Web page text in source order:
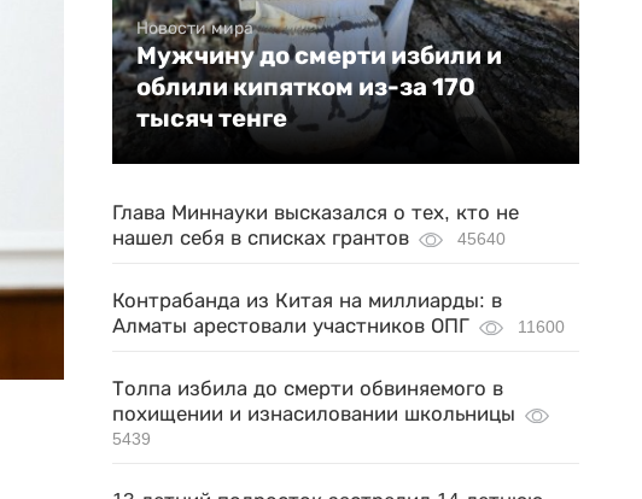
Новости мира
Мужчину до смерти избили и
облили кипятком из-за 170
тысяч тенге
Глава Миннауки высказался о тех, кто не
нашел себя в списках грантов
45640
Контрабанда из Китая на миллиарды: в
Алматы арестовали участников ОПГ
11600
Толпа избила до смерти обвиняемого в
похищении и изнасиловании школьницы
5439